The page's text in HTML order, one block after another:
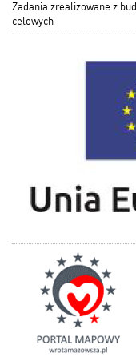
Zadania zrealizowane z
celowych